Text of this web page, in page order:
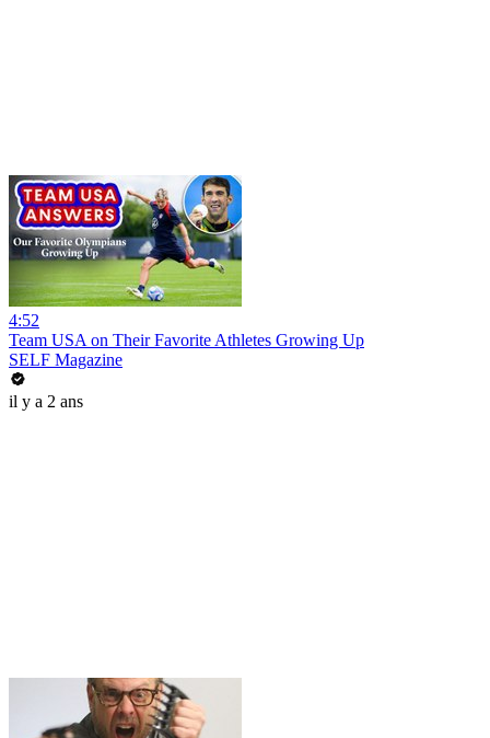
4:52
Team USA on Their Favorite Athletes Growing Up
SELF Magazine
il y a 2 ans